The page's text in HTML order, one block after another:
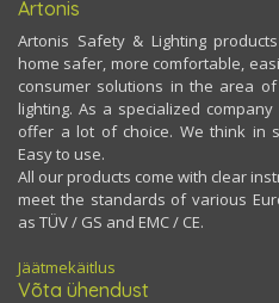
Artonis
Artonis Safety & Lighting
home safer, more comfortable,
consumer solutions in the area
lighting. As a specialized
offer a lot of choice. We think in
Easy to use.
All our products come with clear
meet the standards of various
as TÜV / GS and EMC / CE.
Jäätmekäitlus
Võta ühendust